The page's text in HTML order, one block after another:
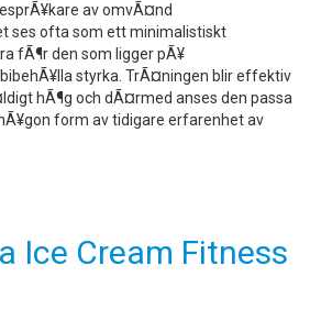
av omvÃ¤nd
ses ofta som ett minimalistiskt
fÃ¶r den som ligger pÃ¥
styrka. TrÃ¤ningen blir effektiv
hÃ¶g och dÃ¤rmed anses den passa
form av tidigare erfarenhet av
Ice Cream Fitness